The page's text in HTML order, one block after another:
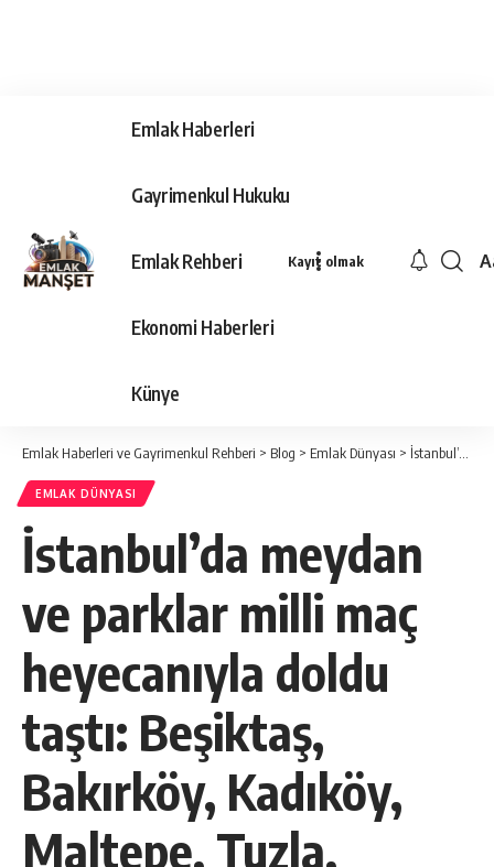
Emlak Haberleri
Gayrimenkul Hukuku
Emlak Rehberi
Ekonomi Haberleri
Künye
Kayıt olmak
Emlak Haberleri ve Gayrimenkul Rehberi > Blog > Emlak Dünyası > İstanbul’da meydan ve parklar milli maç heyecanıyla doldu taştı: Beşiktaş, Bakırköy, Kadıköy, Maltepe, Tuzla, Ataşehir…
EMLAK DÜNYASI
İstanbul’da meydan
ve parklar milli maç
heyecanıyla doldu
taştı: Beşiktaş,
Bakırköy, Kadıköy,
Maltepe, Tuzla,